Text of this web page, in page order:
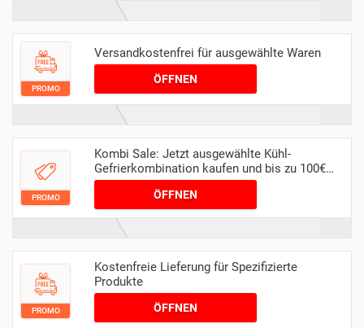
PROMO
Versandkostenfrei für ausgewählte Waren
ÖFFNEN
PROMO
Kombi Sale: Jetzt ausgewählte Kühl-
Gefrierkombination kaufen und bis zu 100€
Einsparung finden
ÖFFNEN
PROMO
Kostenfreie Lieferung für Spezifizierte
Produkte
ÖFFNEN